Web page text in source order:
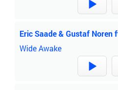
Eric Saade & Gustaf Noren
Wide Awake